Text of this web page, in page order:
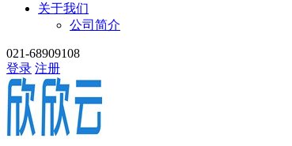
关于我们
公司简介
021-68909108
登录 注册